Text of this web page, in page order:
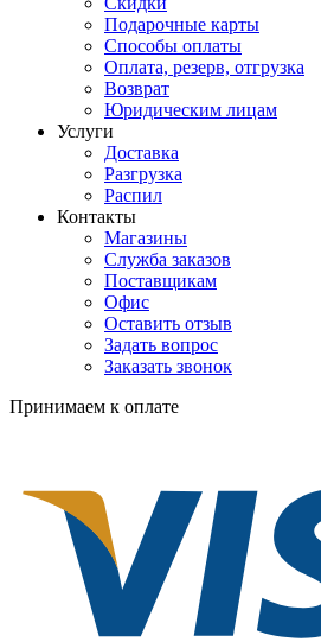
Подарочные карты
Способы оплаты
Оплата, резерв, отгрузка
Возврат
Юридическим лицам
Услуги
Доставка
Разгрузка
Распил
Контакты
Магазины
Служба заказов
Поставщикам
Офис
Оставить отзыв
Задать вопрос
Заказать звонок
Принимаем к оплате